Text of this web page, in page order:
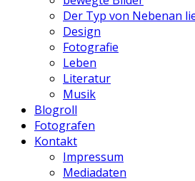
Der Typ von Nebenan
Design
Fotografie
Leben
Literatur
Musik
Blogroll
Fotografen
Kontakt
Impressum
Mediadaten